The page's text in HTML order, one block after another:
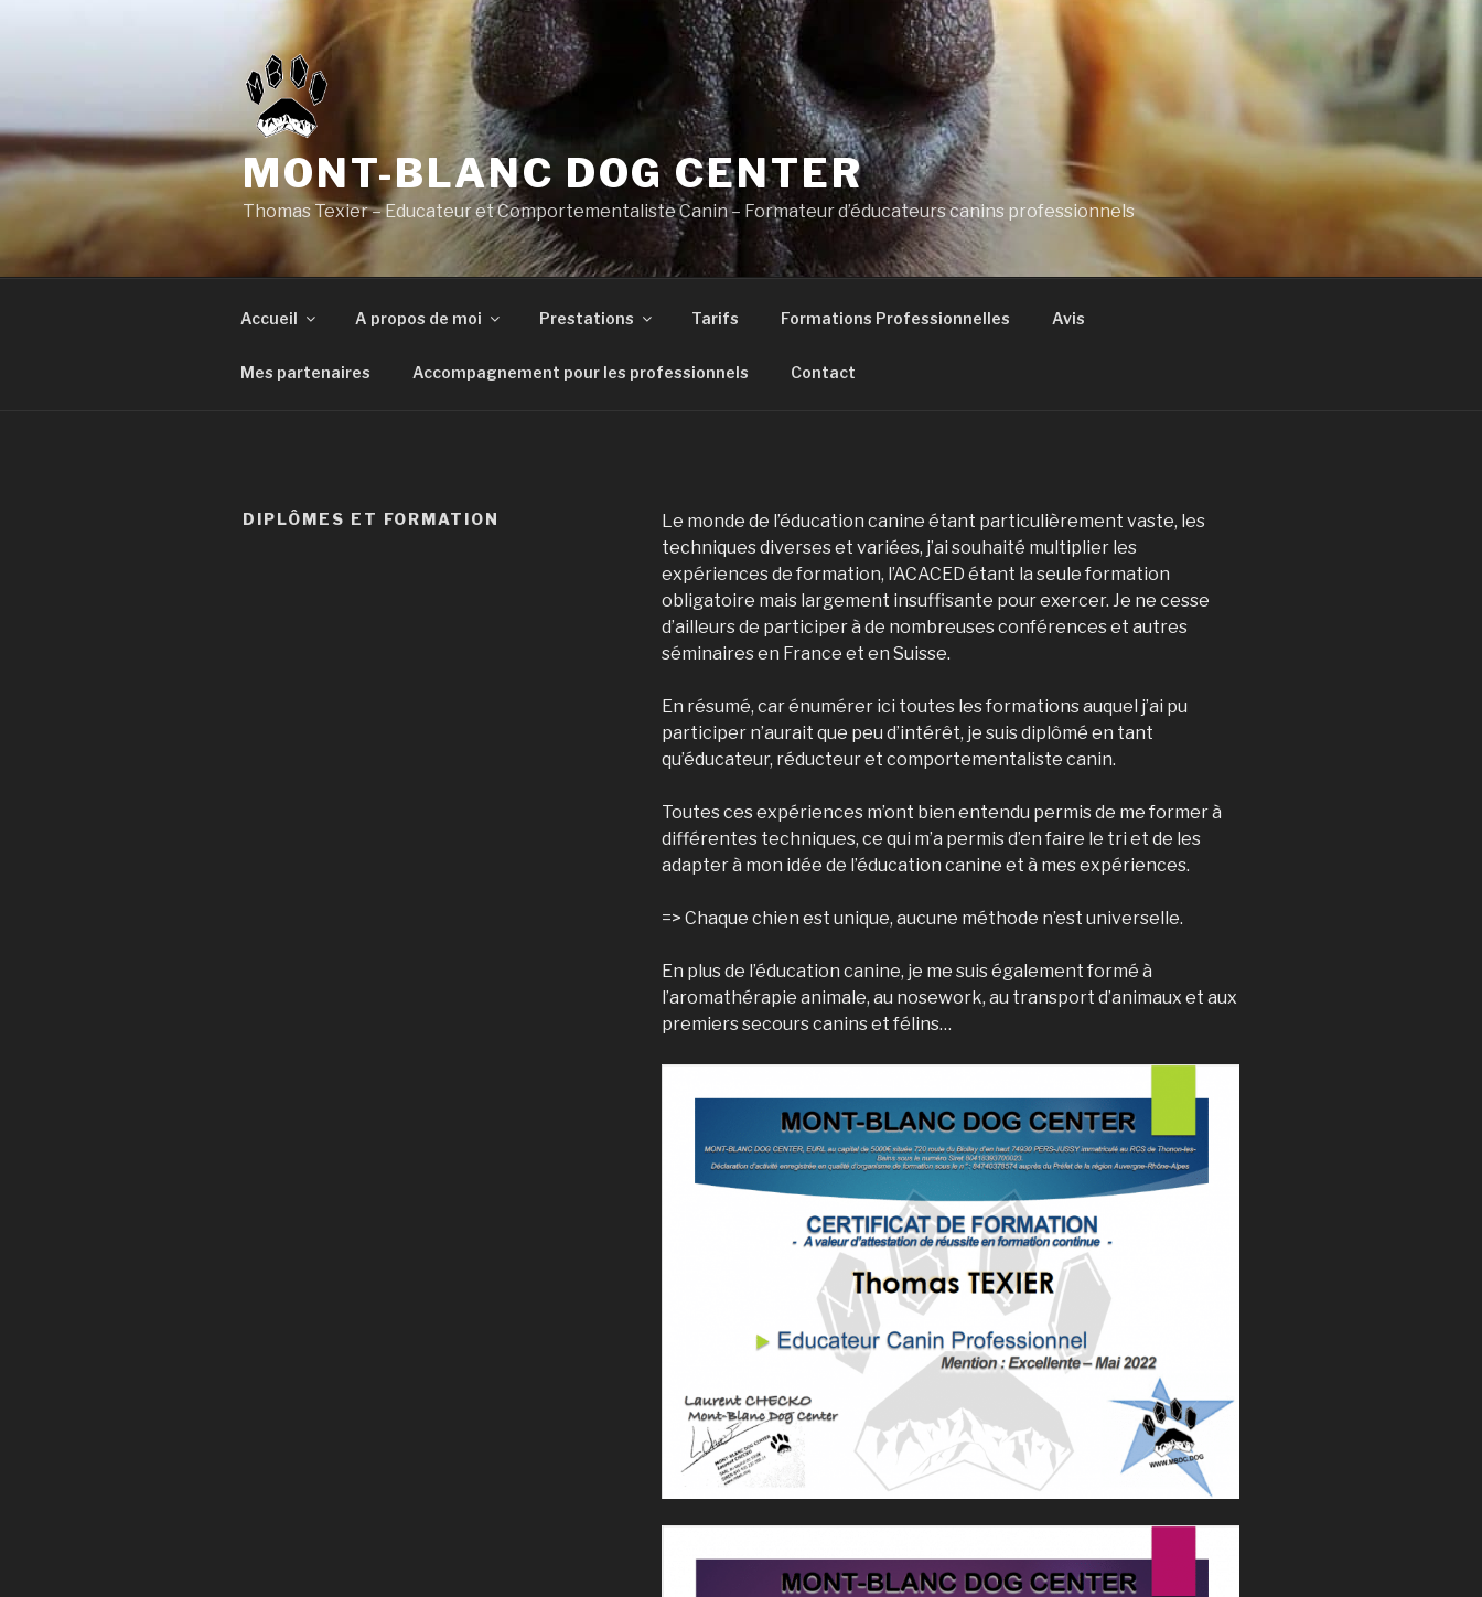
MONT-BLANC DOG CENTER
Thomas Texier – Educateur et Comportementaliste Canin – Formateur d’éducateurs canins professionnels
Accueil A propos de moi Prestations Tarifs Formations Professionnelles Avis
Mes partenaires Accompagnement pour les professionnels Contact
DIPLÔMES ET FORMATION
Le monde de l’éducation canine étant particulièrement vaste, les
techniques diverses et variées, j’ai souhaité multiplier les
expériences de formation, l’ACACED étant la seule formation
obligatoire mais largement insuffisante pour exercer. Je ne cesse
d’ailleurs de participer à de nombreuses conférences et autres
séminaires en France et en Suisse.
En résumé, car énumérer ici toutes les formations auquel j’ai pu
participer n’aurait que peu d’intérêt, je suis diplômé en tant
qu’éducateur, réducteur et comportementaliste canin.
Toutes ces expériences m’ont bien entendu permis de me former à
différentes techniques, ce qui m’a permis d’en faire le tri et de les
adapter à mon idée de l’éducation canine et à mes expériences.
=> Chaque chien est unique, aucune méthode n’est universelle.
En plus de l’éducation canine, je me suis également formé à
l’aromathérapie animale, au nosework, au transport d’animaux et aux
premiers secours canins et félins…